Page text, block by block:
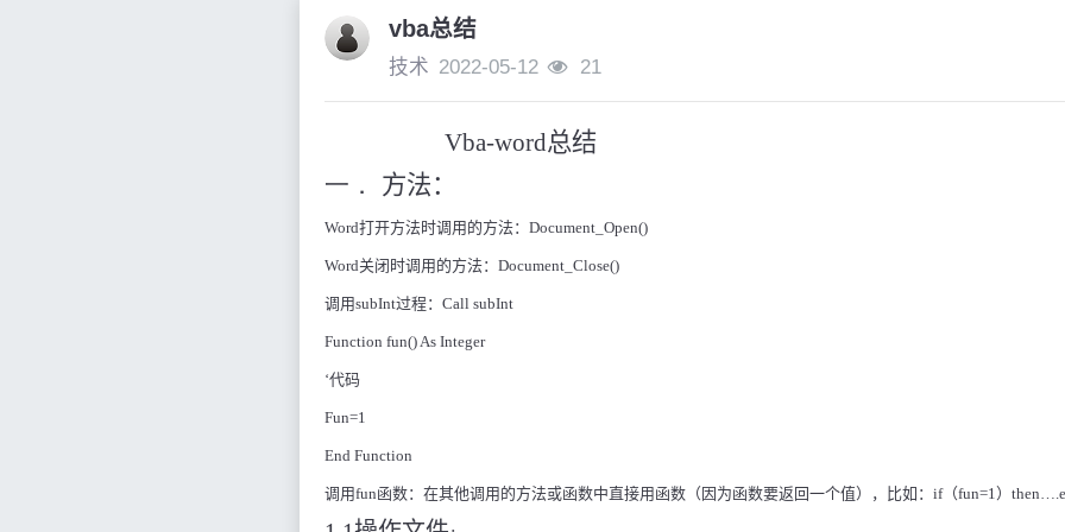
vba总结
技术 2022-05-12 21
Vba-word总结
一．
方法：
Word打开方法时调用的方法： Document_Open()
Word关闭时调用的方法： Document_Close()
调用subInt过程： Call subInt
Function fun() As Integer
‘代码
Fun=1
End Function
调用fun函数：在其他调用的方法或函数中直接用函数（因为函数要返回一个值），比如： if（fun=1）